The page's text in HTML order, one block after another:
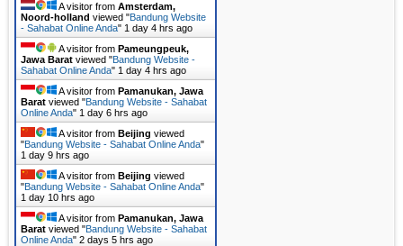
A visitor from Amsterdam,
Noord-holland viewed "Bandung Website
- Sahabat Online Anda" 1 day 4 hrs ago
A visitor from Pameungpeuk,
Jawa Barat viewed "Bandung Website -
Sahabat Online Anda" 1 day 4 hrs ago
A visitor from Pamanukan, Jawa
Barat viewed "Bandung Website - Sahabat
Online Anda" 1 day 6 hrs ago
A visitor from Beijing viewed
"Bandung Website - Sahabat Online Anda"
1 day 9 hrs ago
A visitor from Beijing viewed
"Bandung Website - Sahabat Online Anda"
1 day 10 hrs ago
A visitor from Pamanukan, Jawa
Barat viewed "Bandung Website - Sahabat
Online Anda" 2 days 5 hrs ago